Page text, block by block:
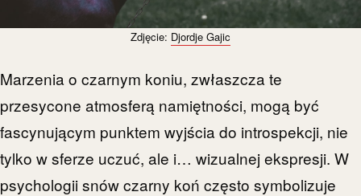
Zdjęcie: Djordje Gajic
Marzenia o czarnym koniu, zwłaszcza te
przesycone atmosferą namiętności, mogą być
fascynującym punktem wyjścia do introspekcji, nie
tylko w sferze uczuć, ale i… wizualnej ekspresji. W
psychologii snów czarny koń często symbolizuje